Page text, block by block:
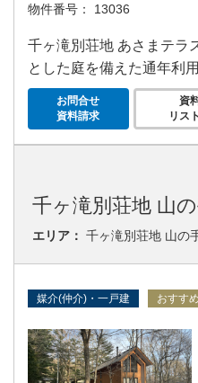
物件番号： 13036
千ヶ滝別荘地 あさまテラ
とした庭を備えた通年利
お問合せ
資料請求
資
リス
千ヶ滝別荘地 山
エリア： 千ヶ滝別荘地 山の
媒介(仲介)・一戸建 おすすめ